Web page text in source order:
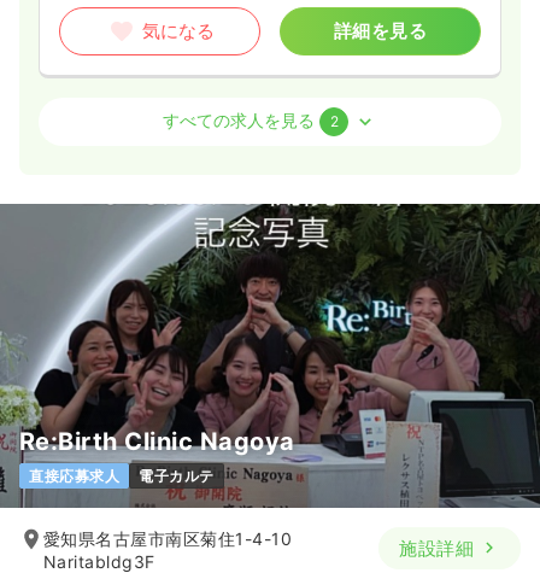
気になる 詳細を見る
正・准看護師
23.8〜35.8万円 /月 賞与2回
8:45～19:45（休憩180分）
日祝休み
4週8休以上 ブランク可 月給35万円以上可
気になる 詳細を見る
日勤のみ（パート） 一時募集休止
給与 時給1,500円〜
時間 8:45～19:45（休憩180分）
日祝休み
ブランク可 時給1,500円以上可
すべての求人を見る 2
Re:Birth Clinic Nagoya
直接応募求人 電子カルテ
愛知県名古屋市南区菊住1-4-10
Naritabldg3F
施設詳細